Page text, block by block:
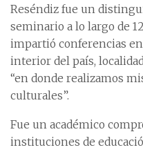
Reséndiz fue un
seminario a lo largo de
impartió conferencias
interior del país,
“en donde realizamos
culturales”.
Fue un académico
instituciones de